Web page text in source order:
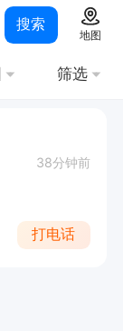
搜索
地图
筛选
38分钟前
打电话